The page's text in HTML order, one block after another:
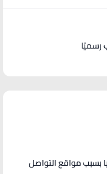
رسميًا
عالميا بسبب مواقع التواصل